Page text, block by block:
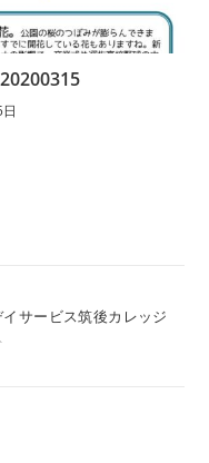
サービス筑後カレッジ